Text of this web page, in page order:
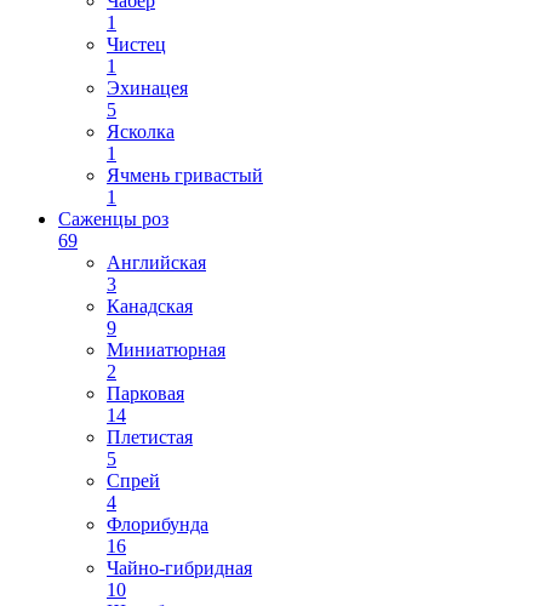
1
Чистец
1
Эхинацея
5
Ясколка
1
Ячмень гривастый
1
Саженцы роз
69
Английская
3
Канадская
9
Миниатюрная
2
Парковая
14
Плетистая
5
Спрей
4
Флорибунда
16
Чайно-гибридная
10